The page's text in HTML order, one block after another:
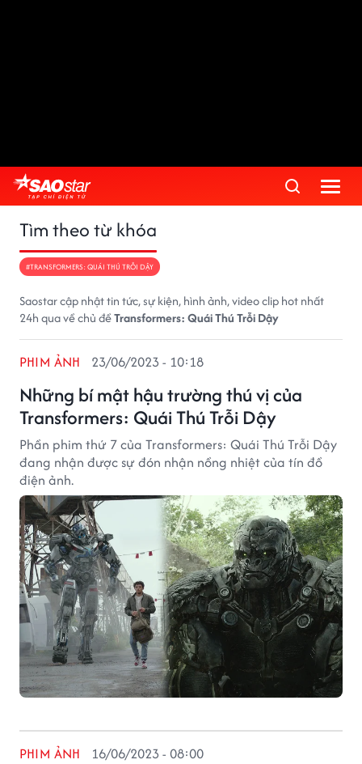
Tìm theo từ khóa
#TRANSFORMERS: QUÁI THÚ TRỖI DẬY
Saostar cập nhật tin tức, sự kiện, hình ảnh, video clip hot nhất
24h qua về chủ đềTransformers: Quái Thú Trỗi Dậy
Những bí mật hậu trường thú vị của
Transformers: Quái Thú Trỗi Dậy
PHIM ẢNH 23/06/2023 - 10:18
Phần phim thứ 7 của Transformers: Quái Thú Trỗi Dậy
đang nhận được sự đón nhận nồng nhiệt của tín đồ
điện ảnh.
PHIM ẢNH 16/06/2023 - 08:00